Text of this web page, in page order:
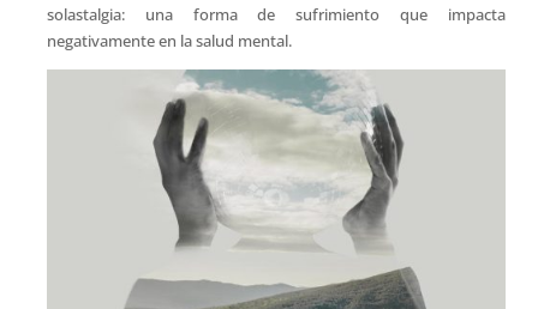
solastalgia: una forma de sufrimiento que impacta
negativamente en la salud mental.